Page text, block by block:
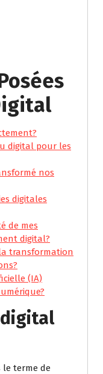
digital pour les
nos
digitales
de mes
digital?
transformation
(IA)
digital
le terme de